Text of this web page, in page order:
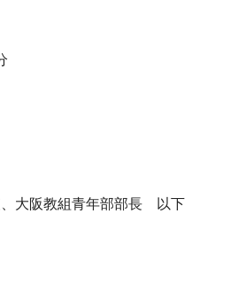
大阪教組青年部部長 以下